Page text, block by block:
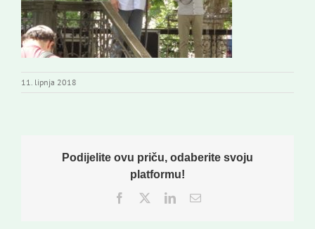
11. lipnja 2018
Podijelite ovu priču, odaberite svoju
platformu!
Facebook
TwitterLinkedInEmail: